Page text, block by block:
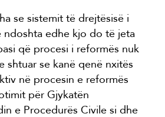
se sistemit të drejtësisë i
edhe kjo do të jeta
që procesi i reformës nuk
shtuar se kanë qenë nxitës
në procesin e reformës
për Gjykatën
e Procedurës Civile si dhe